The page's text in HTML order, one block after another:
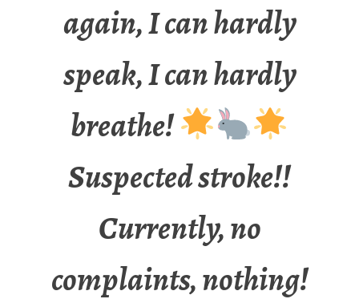
again, I can hardly
speak, I can hardly
breathe!
Suspected stroke!!
Currently, no
complaints, nothing!